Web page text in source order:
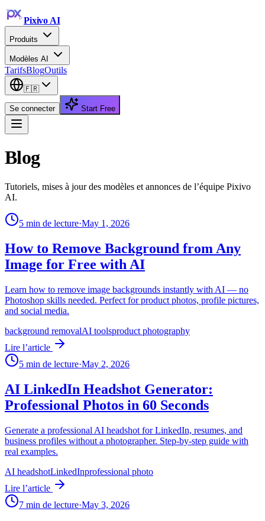
Pixivo AI
Produits
Modèles AI
TarifsBlogOutils
🇫🇷
Se connecter Start Free
Blog
Tutoriels, mises à jour des modèles et annonces de l’équipe Pixivo
AI.
5 min de lecture·May 1, 2026
How to Remove Background from Any
Image for Free with AI
Learn how to remove image backgrounds instantly with AI — no
Photoshop skills needed. Perfect for product photos, profile pictures,
and social media.
background removalAI toolsproduct photography
Lire l’article
5 min de lecture·May 2, 2026
AI LinkedIn Headshot Generator:
Professional Photos in 60 Seconds
Generate a professional AI headshot for LinkedIn, resumes, and
business profiles without a photographer. Step-by-step guide with
real examples.
AI headshotLinkedInprofessional photo
Lire l’article
7 min de lecture·May 3, 2026